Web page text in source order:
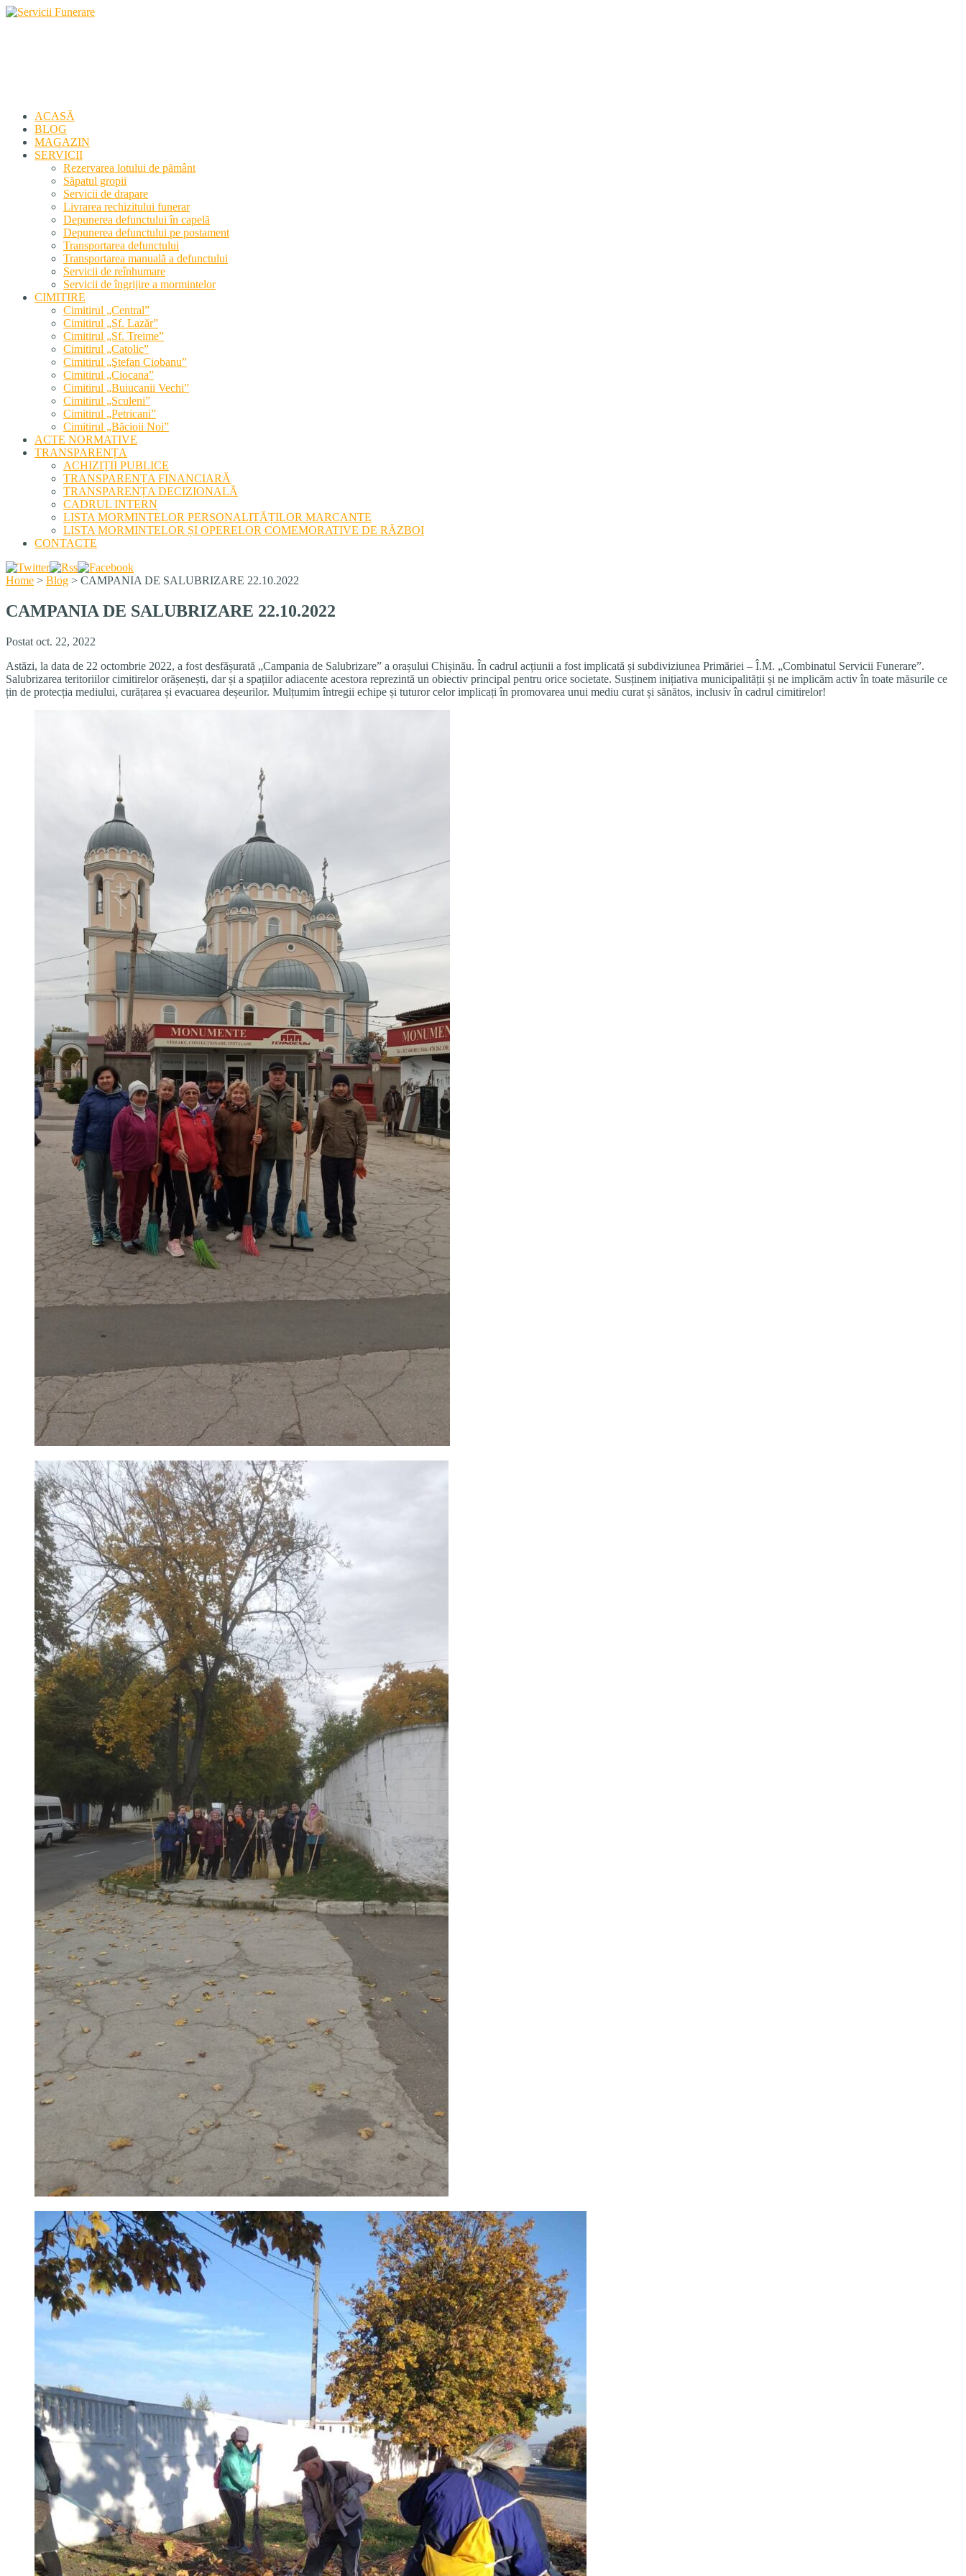
ACASĂ
BLOG
MAGAZIN
SERVICII
Rezervarea lotului de pământ
Săpatul gropii
Servicii de drapare
Livrarea rechizitului funerar
Depunerea defunctului în capelă
Depunerea defunctului pe postament
Transportarea defunctului
Transportarea manuală a defunctului
Servicii de reînhumare
Servicii de îngrijire a mormintelor
CIMITIRE
Cimitirul „Central”
Cimitirul „Sf. Lazăr”
Cimitirul „Sf. Treime”
Cimitirul „Catolic”
Cimitirul „Ştefan Ciobanu”
Cimitirul „Ciocana”
Cimitirul „Buiucanii Vechi”
Cimitirul „Sculeni”
Cimitirul „Petricani”
Cimitirul „Băcioii Noi”
ACTE NORMATIVE
TRANSPARENȚA
ACHIZIȚII PUBLICE
TRANSPARENȚA FINANCIARĂ
TRANSPARENȚA DECIZIONALĂ
CADRUL INTERN
LISTA MORMINTELOR PERSONALITĂȚILOR MARCANTE
LISTA MORMINTELOR ȘI OPERELOR COMEMORATIVE DE RĂZBOI
CONTACTE
Home > Blog > CAMPANIA DE SALUBRIZARE 22.10.2022
CAMPANIA DE SALUBRIZARE 22.10.2022
Postat oct. 22, 2022
Astăzi, la data de 22 octombrie 2022, a fost desfășurată „Campania de Salubrizare” a orașului Chișinău. În cadrul acțiunii a fost implicată și subdiviziunea Primăriei – Î.M. „Combinatul Servicii Funerare”.
Salubrizarea teritoriilor cimitirelor orășenești, dar și a spațiilor adiacente acestora reprezintă un obiectiv principal pentru orice societate. Susținem inițiativa municipalității și ne implicăm activ în toate măsurile ce
țin de protecția mediului, curățarea și evacuarea deșeurilor. Mulțumim întregii echipe și tuturor celor implicați în promovarea unui mediu curat și sănătos, inclusiv în cadrul cimitirelor!